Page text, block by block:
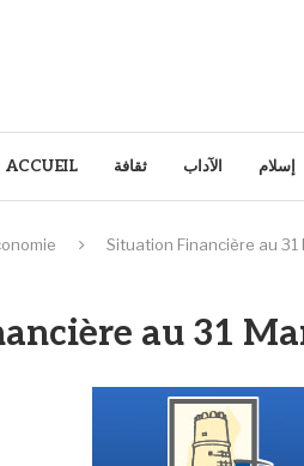
ACCUEIL ثقافة الآداب إسلام
Situation Financière au 31
au 31